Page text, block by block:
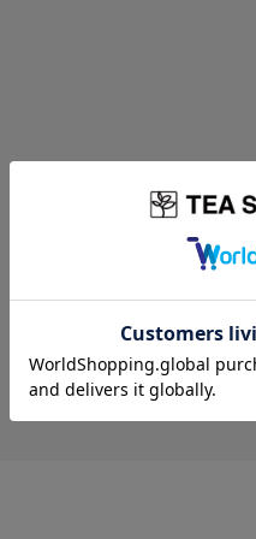
レビュー
※レビューを書くに